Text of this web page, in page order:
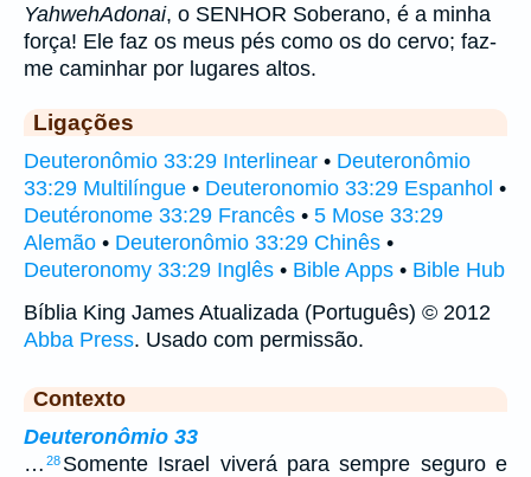
YahwehAdonai, o SENHOR Soberano, é a minha
força! Ele faz os meus pés como os do cervo; faz-
me caminhar por lugares altos.
Ligações
Deuteronômio 33:29 Interlinear • Deuteronômio
33:29 Multilíngue • Deuteronomio 33:29 Espanhol •
Deutéronome 33:29 Francês • 5 Mose 33:29
Alemão • Deuteronômio 33:29 Chinês •
Deuteronomy 33:29 Inglês • Bible Apps • Bible Hub
Bíblia King James Atualizada (Português) © 2012
Abba Press. Usado com permissão.
Contexto
Deuteronômio 33
… 28 Somente Israel viverá para sempre seguro e